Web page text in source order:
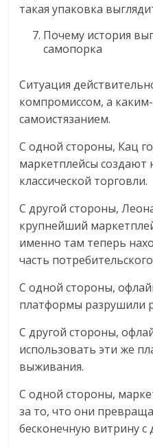
такая упаковка
Почему история
самопорка
Ситуация
компромиссом, а
самоистязанием.
С одной стороны, Кац
маркетплейсы создают
классической торговли.
С другой стороны,
крупнейший
именно там теперь
часть
С одной стороны,
платформы разрушили
С другой стороны,
использовать эти же
выживания.
С одной стороны,
за то, что они
бесконечную витрину с